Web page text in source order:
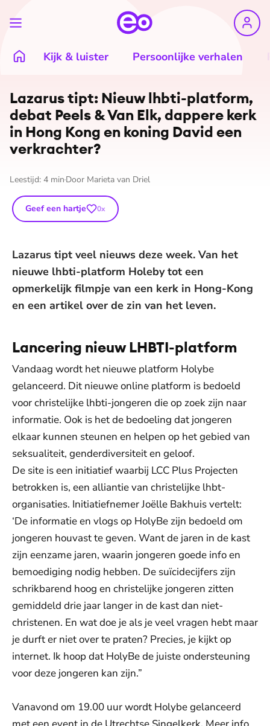
Kijk & luister Persoonlijke verhalen
Lazarus tipt: Nieuw lhbti-platform,
debat Peels & Van Elk, dappere kerk
in Hong Kong en koning David een
verkrachter?
Leestijd: 4 min Door Marieta van Driel
Geef een hartje 0x
Lazarus tipt veel nieuws deze week. Van het
nieuwe lhbti-platform Holeby tot een
opmerkelijk filmpje van een kerk in Hong-Kong
en een artikel over de zin van het leven.
Lancering nieuw LHBTI-platform
Vandaag wordt het nieuwe platform Holybe
gelanceerd. Dit nieuwe online platform is bedoeld
voor christelijke lhbti-jongeren die op zoek zijn naar
informatie. Ook is het de bedoeling dat jongeren
elkaar kunnen steunen en helpen op het gebied van
seksualiteit, genderdiversiteit en geloof.
De site is een initiatief waarbij LCC Plus Projecten
betrokken is, een alliantie van christelijke lhbt-
organisaties. Initiatiefnemer Joëlle Bakhuis vertelt:
‘De informatie en vlogs op HolyBe zijn bedoeld om
jongeren houvast te geven. Want de jaren in de kast
zijn eenzame jaren, waarin jongeren goede info en
bemoediging nodig hebben. De suïcidecijfers zijn
schrikbarend hoog en christelijke jongeren zitten
gemiddeld drie jaar langer in de kast dan niet-
christenen. En wat doe je als je veel vragen hebt maar
je durft er niet over te praten? Precies, je kijkt op
internet. Ik hoop dat HolyBe de juiste ondersteuning
voor deze jongeren kan zijn.”
Vanavond om 19.00 uur wordt Holybe gelanceerd